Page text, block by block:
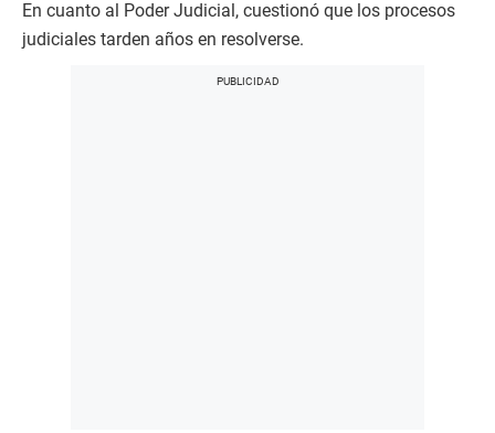
En cuanto al Poder Judicial, cuestionó que los procesos
judiciales tarden años en resolverse.